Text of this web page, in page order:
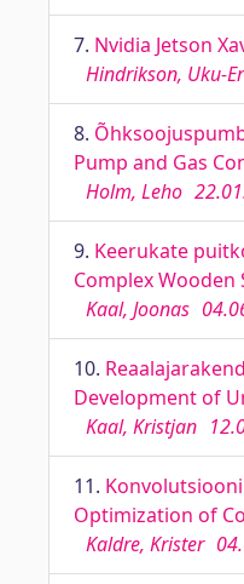
7. Nvidia Jetson
Hindrikson, Uku-
8.
Pump and Gas
Holm, Leho
9. Keerukate
Complex Wooden
Kaal, Joonas
10.
Development of
Kaal, Kristjan
11.
Optimization of
Kaldre, Krister